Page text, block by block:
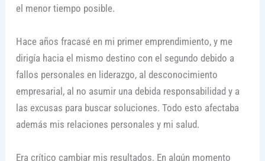
el menor tiempo posible.
Hace años fracasé en mi primer emprendimiento, y me
dirigía hacia el mismo destino con el segundo debido a
fallos personales en liderazgo, al desconocimiento
empresarial, al no asumir una debida responsabilidad y a
las excusas para buscar soluciones. Todo esto afectaba
además mis relaciones personales y mi salud.
Era crítico cambiar mis resultados. En algún momento